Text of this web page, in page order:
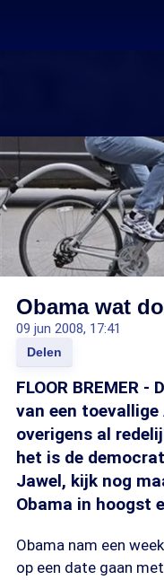
Obama wat
09 jun 2008, 17:41
Delen
FLOOR BREMER
van een
overigens al
het is de
Jawel, kijk nog
Obama in hoogst
Obama nam een
op een date gaan